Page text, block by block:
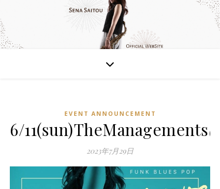
EVENT ANNOUNCEMENT
6/
2023年7月29日